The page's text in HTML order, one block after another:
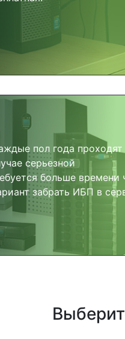
пол года проходят
серьезной
больше времени
забрать ИБП в